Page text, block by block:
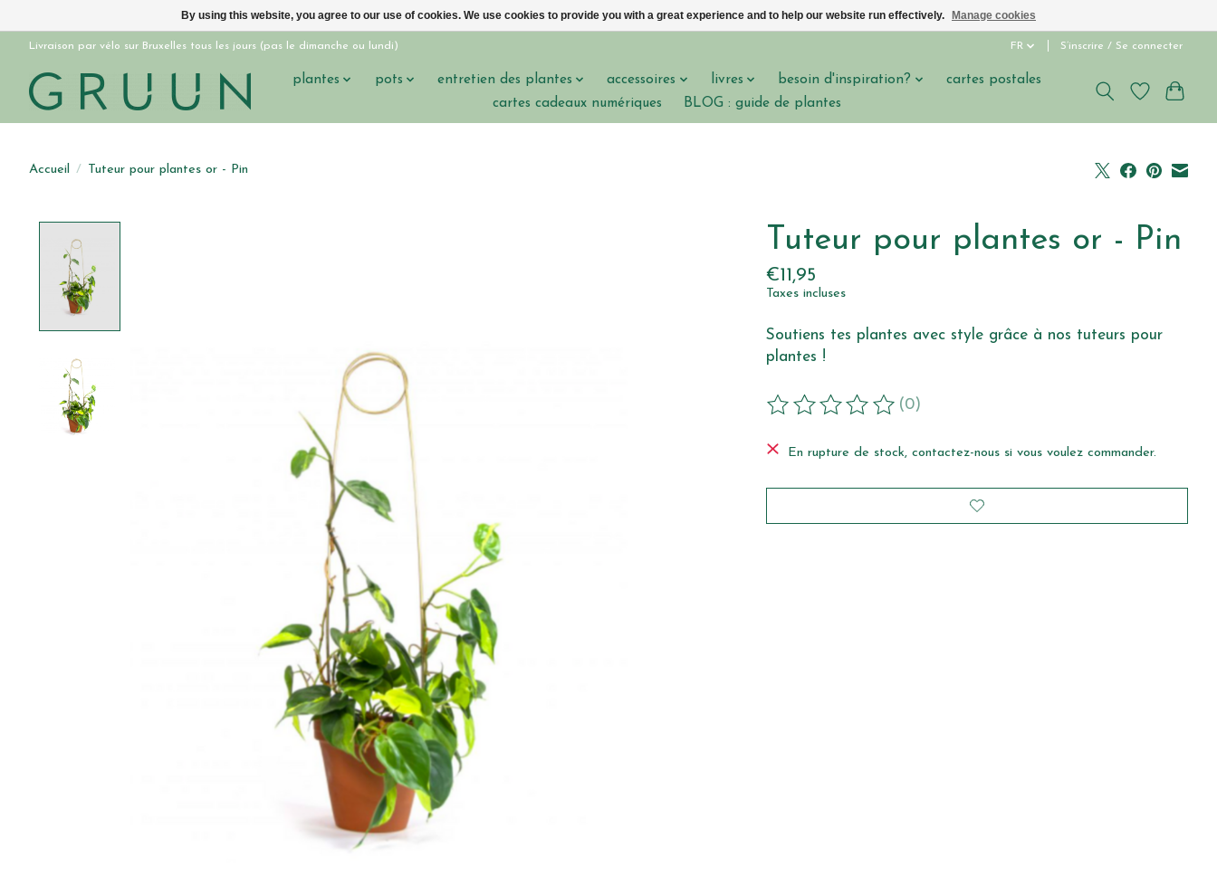
Livraison par vélo sur Bruxelles tous les jours (pas le dimanche ou lundi) FR S’inscrire / Se connecter
plantes pots entretien des plantes accessoires livres besoin d'inspiration?
cartes postales
cartes cadeaux numériques
BLOG : guide de plantes
Accueil / Tuteur pour plantes or - Pin
Tuteur pour plantes or - Pin
€11,95
Taxes incluses
Soutiens tes plantes avec style grâce à nos tuteurs pour
plantes !
Ce produit est évalué à
(0)
En rupture de stock, contactez-nous si vous voulez commander.
By using this website, you agree to our use of cookies. We use cookies to provide you with a great experience and to help our website run effectively. Manage cookies